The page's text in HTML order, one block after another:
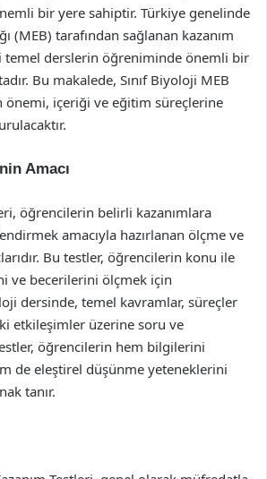
bir yere sahiptir. Türkiye genelinde
(MEB) tarafından sağlanan kazanım
derslerin öğreniminde önemli bir
Bu makalede, Sınıf Biyoloji MEB
önemi, içeriği ve eğitim süreçlerine
Amacı
öğrencilerin belirli kazanımlara
amacıyla hazırlanan ölçme ve
Bu testler, öğrencilerin konu ile
ve becerilerini ölçmek için
dersinde, temel kavramlar, süreçler
etkileşimler üzerine soru ve
öğrencilerin hem bilgilerini
de eleştirel düşünme yeteneklerini
tanır.